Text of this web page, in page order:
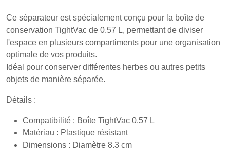
Ce séparateur est spécialement conçu pour la boîte de
conservation TightVac de 0.57 L, permettant de diviser
l'espace en plusieurs compartiments pour une organisation
optimale de vos produits.
Idéal pour conserver différentes herbes ou autres petits
objets de manière séparée.
Détails :
Compatibilité : Boîte TightVac 0.57 L
Matériau : Plastique résistant
Dimensions : Diamètre 8.3 cm